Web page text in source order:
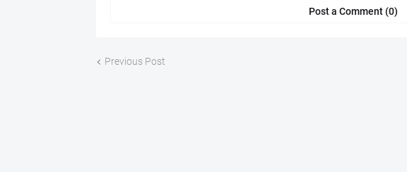
Post a Comment (0)
Previous Post